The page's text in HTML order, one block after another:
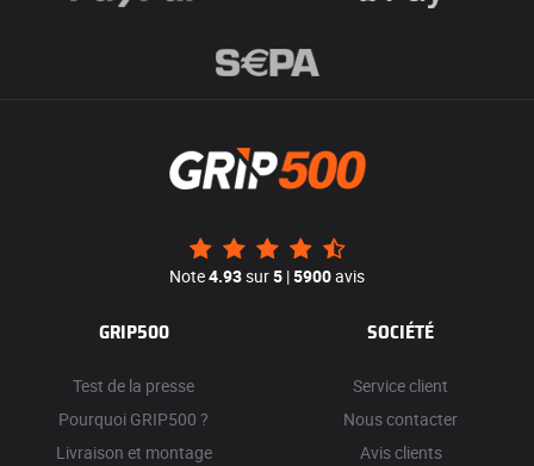
Note4.93sur5 |5900avis
GRIP500
Test de la presse
Pourquoi GRIP500 ?
Livraison et montage
SOCIÉTÉ
Service client
Nous contacter
Avis clients